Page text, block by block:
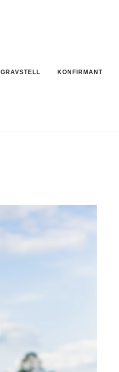
GRAVSTELL KONFIRMANT